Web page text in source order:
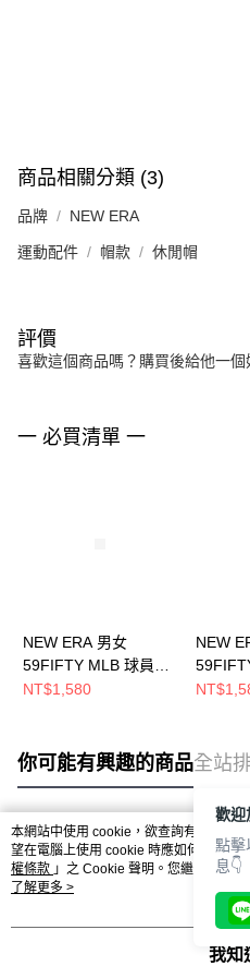
商品相關分類 (3)
品牌 NEW ERA
運動配件 帽款 休閒帽
評價
喜歡這個商品嗎？購買後給他一個
一 必買清單 一
NEW ERA 男女
59FIFTY MLB 球員帽
紅襪 NE70360919
NT$1,580
NEW
海盜
你可能有興趣的商品全站
熱門標籤
本網站中使用 cookie，欲查詢有關本網
望在電腦上使用 cookie 時應如何變更電
權條款 」之 Cookie 聲明。您繼續使用
用條款之 Cookie 聲明使用 cookie。
了解更多 >
我知
歡
點擊
息👇